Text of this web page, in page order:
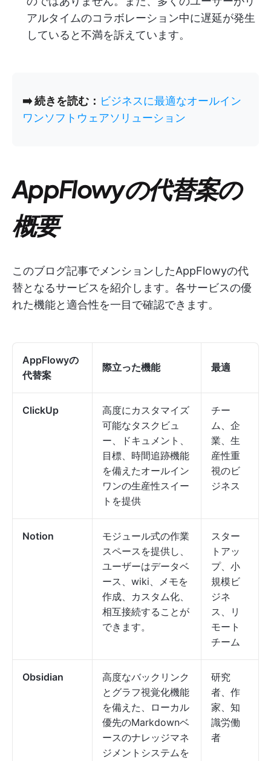
アルタイムのコラボレーション中に遅延が発生
していると不満を訴えています。
➡️ 続きを読む： ビジネスに最適なオールイン
ワンソフトウェアソリューション
AppFlowyの代替案の
概要
このブログ記事でメンションしたAppFlowyの代
替となるサービスを紹介します。各サービスの優
れた機能と適合性を一目で確認できます。
AppFlowyの
代替案
際立った機能 最適
ClickUp
高度にカスタマイズ
可能なタスクビュ
ー、ドキュメント、
目標、時間追跡機能
を備えたオールイン
ワンの生産性スイー
トを提供
チー
ム、企
業、生
産性重
視のビ
ジネス
Notion
モジュール式の作業
スペースを提供し、
ユーザーはデータベ
ース、wiki、メモを
作成、カスタム化、
相互接続することが
できます。
スター
トアッ
プ、小
規模ビ
ジネ
ス、リ
モート
チーム
Obsidian
高度なバックリンク
とグラフ視覚化機能
を備えた、ローカル
優先のMarkdownベ
ースのナレッジマネ
ジメントシステムを
研究
者、作
家、知
識労働
者